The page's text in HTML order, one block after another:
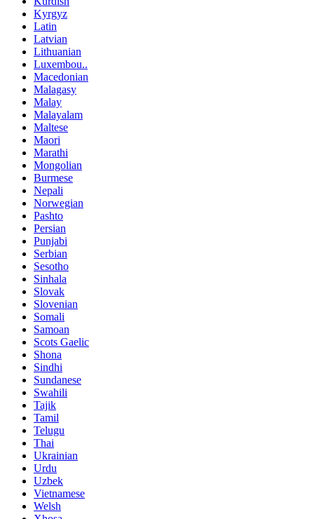
Kyrgyz
Latin
Latvian
Lithuanian
Luxembou..
Macedonian
Malagasy
Malay
Malayalam
Maltese
Maori
Marathi
Mongolian
Burmese
Nepali
Norwegian
Pashto
Persian
Punjabi
Serbian
Sesotho
Sinhala
Slovak
Slovenian
Somali
Samoan
Scots Gaelic
Shona
Sindhi
Sundanese
Swahili
Tajik
Tamil
Telugu
Thai
Ukrainian
Urdu
Uzbek
Vietnamese
Welsh